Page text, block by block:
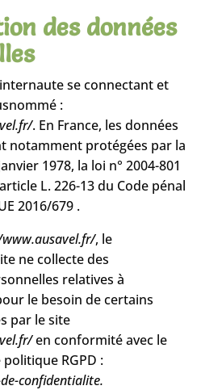
des données
se connectant et
:
. En France, les données
notamment protégées par la
1978, la loi n° 2004-801
L. 226-13 du Code pénal
2016/679 .
, le
ne collecte des
relatives à
le besoin de certains
par le site
en conformité avec le
RGPD :
confidentialite.